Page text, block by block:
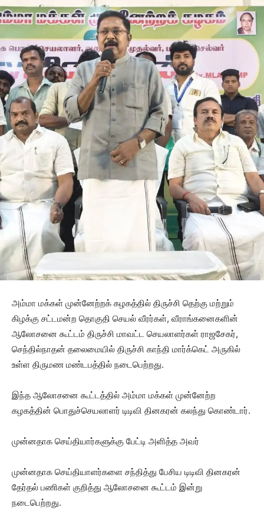
அம்மா மக்கள் முன்னேற்றக் கழகத்தில் திருச்சி தெற்கு மற்றும்
கிழக்கு சட்டமன்ற தொகுதி செயல் வீரர்கள், வீராங்கனைகளின்
ஆலோசனை கூட்டம் திருச்சி மாவட்ட செயலாளர்கள் ராஜசேகர்,
செந்தில்நாதன் தலைமையில் திருச்சி காந்தி மார்க்கெட் அருகில்
உள்ள திருமண மண்டபத்தில் நடைபெற்றது.
இந்த ஆலோசனை கூட்டத்தில் அம்மா மக்கள் முன்னேற்ற
கழகத்தின் பொதுச்செயலாளர் டிடிவி தினகரன் கலந்து கொண்டார்.
முன்னதாக செய்தியார்களுக்கு பேட்டி அளித்த அவர்
முன்னதாக செய்தியாளர்களை சந்தித்து பேசிய டிடிவி தினகரன்
தேர்தல் பணிகள் குறித்து ஆலோசனை கூட்டம் இன்று
நடைபெற்றது.